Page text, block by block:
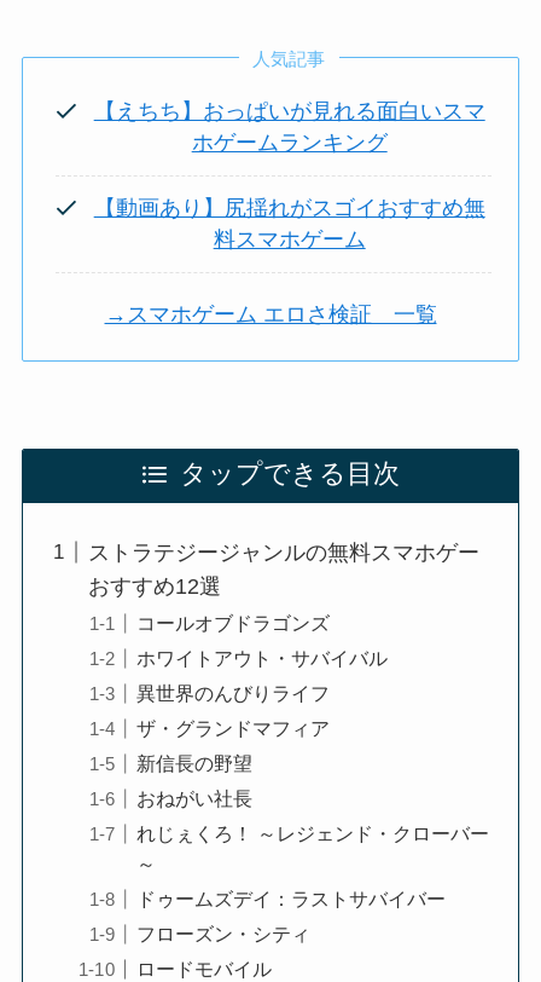
人気記事
【えちち】おっぱいが見れる面白いスマ
ホゲームランキング
【動画あり】尻揺れがスゴイおすすめ無
料スマホゲーム
→スマホゲーム エロさ検証 一覧
タップできる目次
ストラテジージャンルの無料スマホゲー
おすすめ12選
コールオブドラゴンズ
ホワイトアウト・サバイバル
異世界のんびりライフ
ザ・グランドマフィア
新信長の野望
おねがい社長
れじぇくろ！ ～レジェンド・クローバー
～
ドゥームズデイ：ラストサバイバー
フローズン・シティ
ロードモバイル